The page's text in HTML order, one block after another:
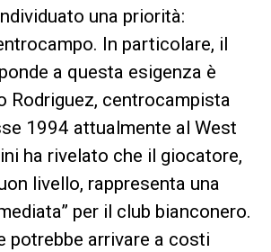
una priorità:
In particolare, il
a questa esigenza è
Rodriguez, centrocampista
1994 attualmente al West
ha rivelato che il giocatore,
livello, rappresenta una
per il club bianconero.
potrebbe arrivare a costi